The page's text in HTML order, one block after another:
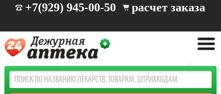
+7(929) 945-00-50 расчет заказа